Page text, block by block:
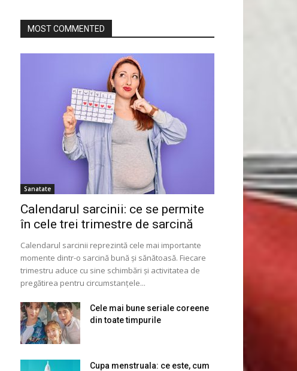
MOST COMMENTED
Sanatate
Calendarul sarcinii: ce se permite
în cele trei trimestre de sarcină
Calendarul sarcinii reprezintă cele mai importante
momente dintr-o sarcină bună și sănătoasă. Fiecare
trimestru aduce cu sine schimbări și activitatea de
pregătirea pentru circumstanțele...
Cele mai bune seriale coreene
din toate timpurile
Cupa menstruala: ce este, cum